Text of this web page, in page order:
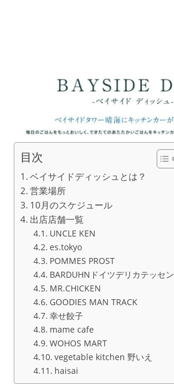
目次
ベイサイドディッシュとは？
営業場所
10月のスケジュール
出店店舗一覧
UNCLE KEN
es.tokyo
POMMES PROST
BARDUHNドイツデリカテッセン
MR.CHICKEN
GOODIES MAN TRACK
幸せ餃子
mame cafe
WOHOS MART
vegetable kitchen 野いえ
haisai